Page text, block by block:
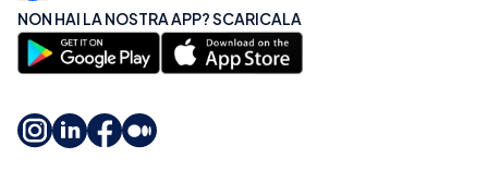
NON HAI LA NOSTRA APP? SCARICALA